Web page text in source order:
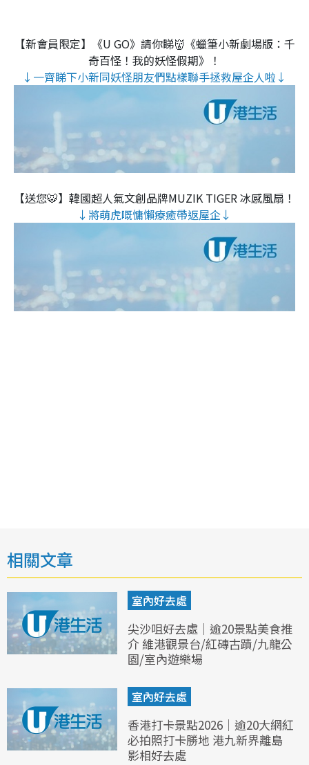
【新會員限定】《U GO》請你睇👹《蠟筆小新劇場版：千
奇百怪！我的妖怪假期》！
↓一齊睇下小新同妖怪朋友們點樣聯手拯救屋企人啦↓
【送您🐯】韓國超人氣文創品牌MUZIK TIGER 冰感風扇！
↓將萌虎嘅慵懶療癒帶返屋企↓
相關文章
室內好去處
尖沙咀好去處｜逾20景點美食推
介 維港觀景台/紅磚古蹟/九龍公
園/室內遊樂場
室內好去處
香港打卡景點2026｜逾20大網紅
必拍照打卡勝地 港九新界離島
影相好去處